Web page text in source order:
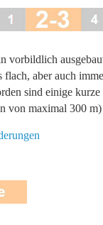
vorbildlich
flach, aber auch
sind einige kurze
von maximal 300